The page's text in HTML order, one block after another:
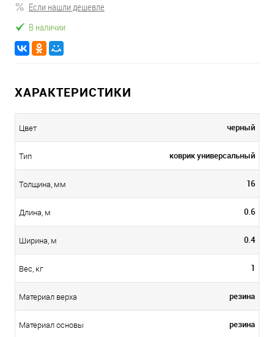
Если нашли дешевле
В наличии
ХАРАКТЕРИСТИКИ
Цвет черный
Тип коврик универсальный
Толщина, мм 16
Длина, м 0.6
Ширина, м 0.4
Вес, кг 1
Материал верха резина
Материал основы резина